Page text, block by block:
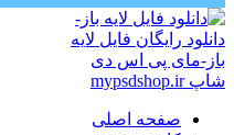
صفحه اصلی